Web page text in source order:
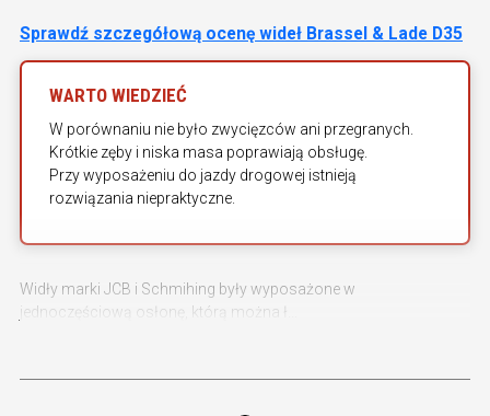
Sprawdź szczegółową ocenę wideł Brassel & Lade D35
WARTO WIEDZIEĆ
W porównaniu nie było zwycięzców ani przegranych.
Krótkie zęby i niska masa poprawiają obsługę.
Przy wyposażeniu do jazdy drogowej istnieją
rozwiązania niepraktyczne.
Widły marki JCB i Schmihing były wyposażone w
jednoczęściową osłonę, którą można ł...